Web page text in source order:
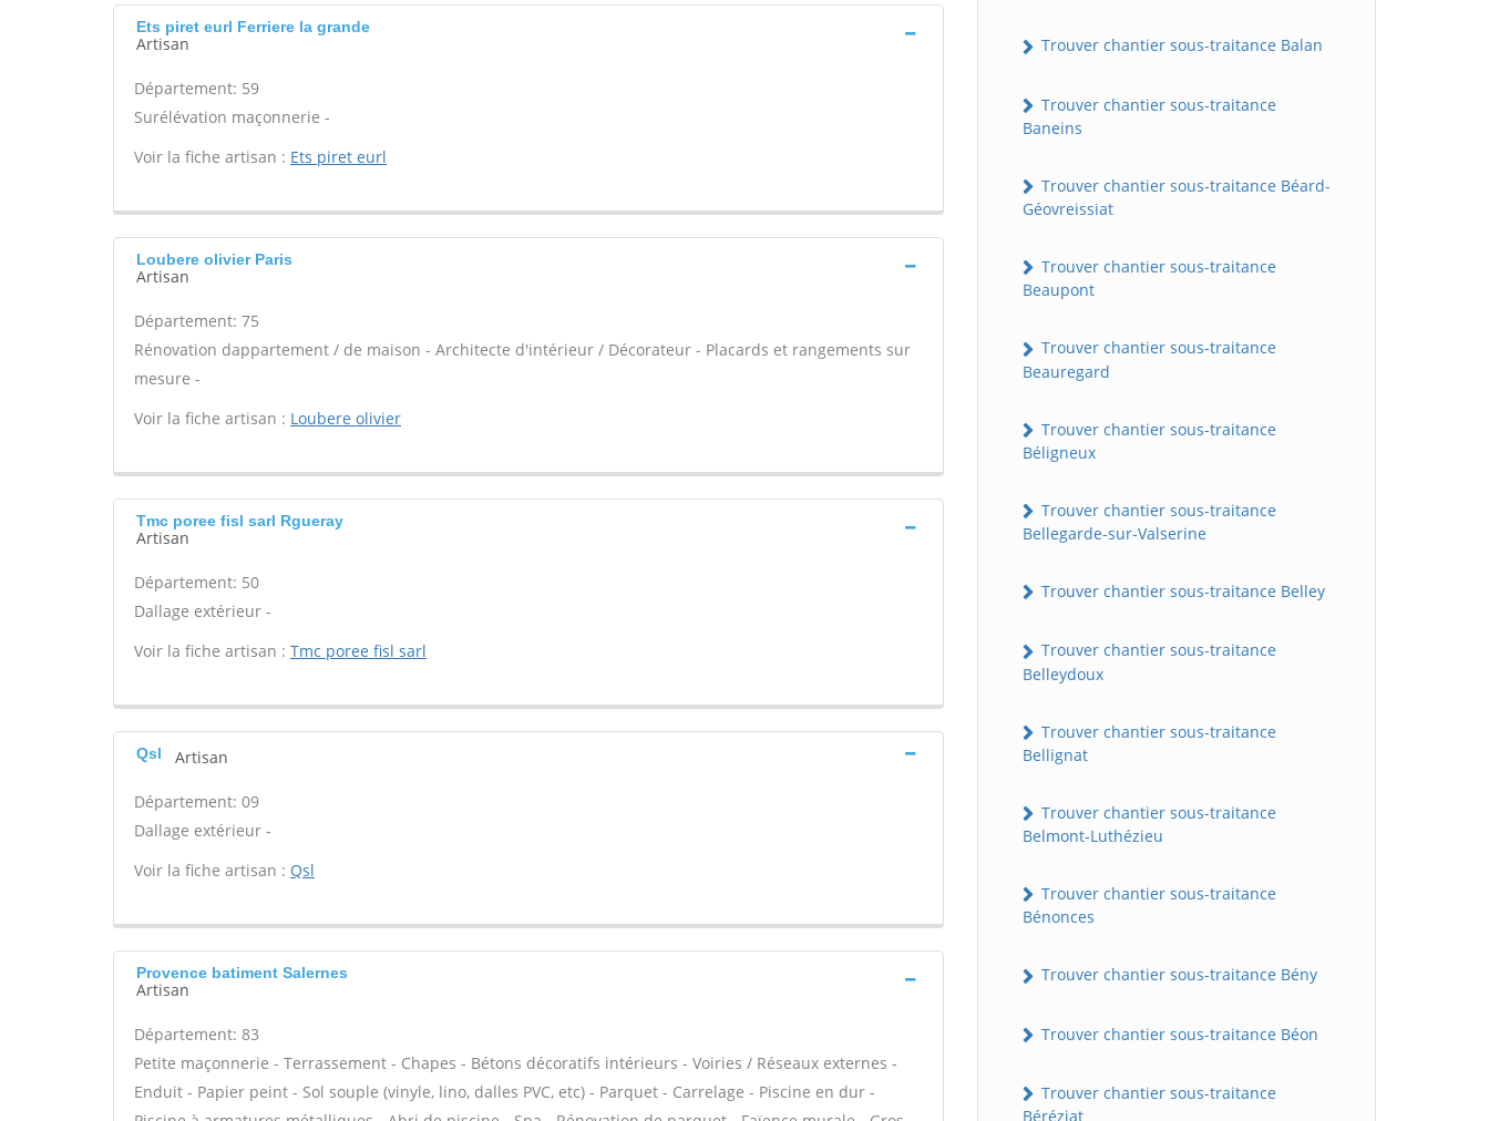
Ets piret eurl Ferriere la grande
Artisan
Département: 59
Surélévation maçonnerie -
Voir la fiche artisan : Ets piret eurl
Loubere olivier Paris
Artisan
Département: 75
Rénovation dappartement / de maison - Architecte d'intérieur / Décorateur - Placards et rangements sur
mesure -
Voir la fiche artisan : Loubere olivier
Tmc poree fisl sarl Rgueray
Artisan
Département: 50
Dallage extérieur -
Voir la fiche artisan : Tmc poree fisl sarl
Qsl Artisan
Département: 09
Dallage extérieur -
Voir la fiche artisan : Qsl
Provence batiment Salernes
Artisan
Département: 83
Petite maçonnerie - Terrassement - Chapes - Bétons décoratifs intérieurs - Voiries / Réseaux externes -
Enduit - Papier peint - Sol souple (vinyle, lino, dalles PVC, etc) - Parquet - Carrelage - Piscine en dur -
Trouver chantier sous-traitance Balan
Trouver chantier sous-traitance
Baneins
Trouver chantier sous-traitance Béard-
Géovreissiat
Trouver chantier sous-traitance
Beaupont
Trouver chantier sous-traitance
Beauregard
Trouver chantier sous-traitance
Béligneux
Trouver chantier sous-traitance
Bellegarde-sur-Valserine
Trouver chantier sous-traitance Belley
Trouver chantier sous-traitance
Belleydoux
Trouver chantier sous-traitance
Bellignat
Trouver chantier sous-traitance
Belmont-Luthézieu
Trouver chantier sous-traitance
Bénonces
Trouver chantier sous-traitance Bény
Trouver chantier sous-traitance Béon
Trouver chantier sous-traitance
Béréziat